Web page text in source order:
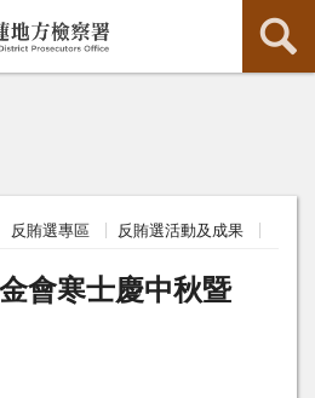
反賄選專區 反賄選活動及成果
會寒士慶中秋暨